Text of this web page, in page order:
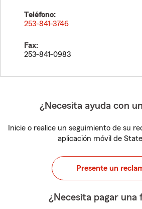
Teléfono:
253-841-3746
Fax:
253-841-0983
¿Necesita ayuda con
Inicie o realice un seguimiento de su
aplicación móvil de
Presente un
¿Necesita pagar una